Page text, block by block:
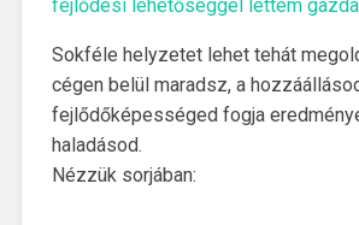
fejlődési lehetőséggel lettem
Sokféle helyzetet lehet tehát
cégen belül maradsz, a
fejlődőképességed fogja
haladásod.
Nézzük sorjában: